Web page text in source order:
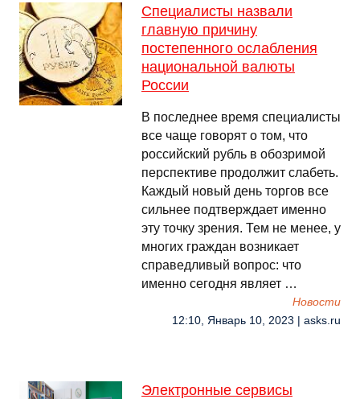
Специалисты назвали
главную причину
постепенного ослабления
национальной валюты
России
В последнее время специалисты
все чаще говорят о том, что
российский рубль в обозримой
перспективе продолжит слабеть.
Каждый новый день торгов все
сильнее подтверждает именно
эту точку зрения. Тем не менее, у
многих граждан возникает
справедливый вопрос: что
именно сегодня являет …
Новости
12:10, Январь 10, 2023 | asks.ru
Электронные сервисы